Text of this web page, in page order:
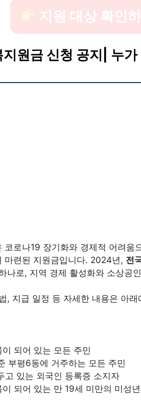
지원 대상 확인하
원금 신청 공지| 누
코로나19 장기화와 경제적 어려움
마련된 지원금입니다. 2024년, 전
나로, 지역 경제 활성화와 소상공
, 지급 일정 등 자세한 내용은 아래
되어 있는 모든 주민
부평6동에 거주하는 모든 주민
고 있는 외국인 등록증 소지자
되어 있는 만 19세 미만의 미성